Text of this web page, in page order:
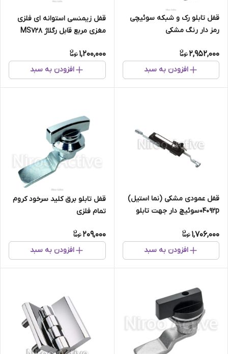
قفل تابلو رک و شبکه سوئیچی
رمز دار رنگ مشکی
2,952,000
افزودن به سبد
قفل زیمنسی استوانه ای فلزی
مغزی مربع قابل رگلاژ MS728
1,200,000
افزودن به سبد
قفل عمودی مشکی (نما استیل)
۰۴۰۹۲pسوئیچ دار جهت تابلو
1,706,000
افزودن به سبد
قفل تابلو برق کلید سرخود کروم
تمام فلزی
209,000
افزودن به سبد